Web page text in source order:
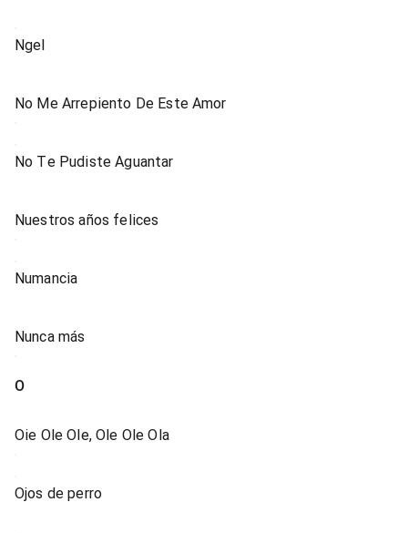
Ngel
No Me Arrepiento De Este Amor
No Te Pudiste Aguantar
Nuestros años felices
Numancia
Nunca más
O
Oie Ole Ole, Ole Ole Ola
Ojos de perro